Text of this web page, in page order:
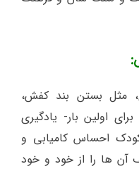
مثل بستن بند کفش،
اولین بار- یادگیری
احساس کامیابی و
آن ها را از خود و خود